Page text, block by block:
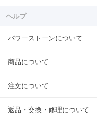
ヘルプ
パワーストーンについて
商品について
注文について
返品・交換・修理について